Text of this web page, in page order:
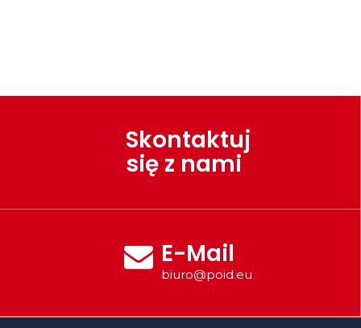
Skontaktuj
się z nami
E-Mail
biuro@poid.eu